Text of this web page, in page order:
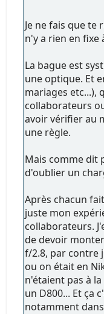
Je ne fais que
n'y a rien en fixe
La bague est
une optique. Et
mariages etc...),
collaborateurs
avoir vérifier au
une règle.
Mais comme dit
d'oublier un
Après chacun
juste mon
collaborateurs.
de devoir
f/2.8, par contre
ou on était en
n'étaient pas à
un D800... Et ça
notamment